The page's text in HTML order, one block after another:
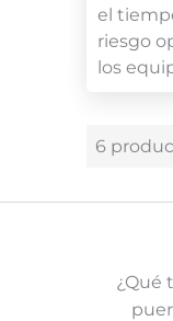
el
riesgo
los
6
¿Qué